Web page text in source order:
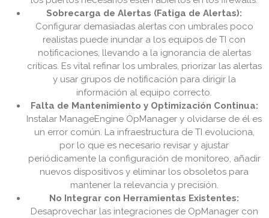
Sobrecarga de Alertas (Fatiga de Alertas):
Configurar demasiadas alertas con umbrales poco
realistas puede inundar a los equipos de TI con
notificaciones, llevando a la ignorancia de alertas
críticas. Es vital refinar los umbrales, priorizar las alertas
y usar grupos de notificación para dirigir la
información al equipo correcto.
Falta de Mantenimiento y Optimización Continua:
Instalar ManageEngine OpManager y olvidarse de él es
un error común. La infraestructura de TI evoluciona,
por lo que es necesario revisar y ajustar
periódicamente la configuración de monitoreo, añadir
nuevos dispositivos y eliminar los obsoletos para
mantener la relevancia y precisión.
No Integrar con Herramientas Existentes:
Desaprovechar las integraciones de OpManager con